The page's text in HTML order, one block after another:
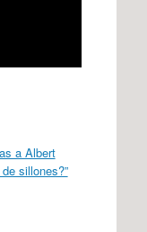
a Albert
sillones?”